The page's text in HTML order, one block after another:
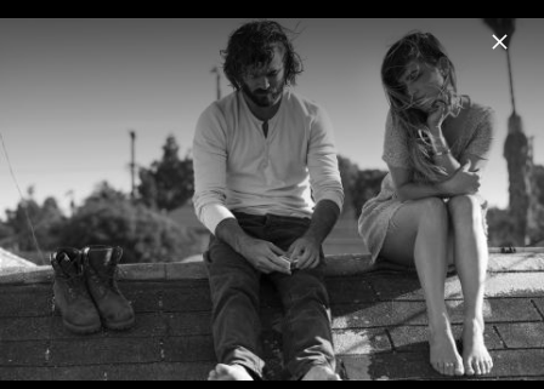
Menu
Angus & Julia Stone
Home News Musik Videos Fotos Biografie
Pressebilder 2024